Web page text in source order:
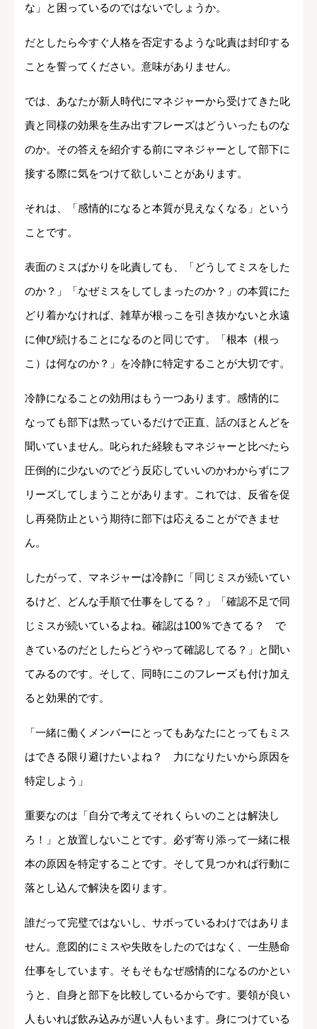
な」と困っているのではないでしょうか。
だとしたら今すぐ人格を否定するような叱責は封印する
ことを誓ってください。意味がありません。
では、あなたが新人時代にマネジャーから受けてきた叱
責と同様の効果を生み出すフレーズはどういったものな
のか。その答えを紹介する前にマネジャーとして部下に
接する際に気をつけて欲しいことがあります。
それは、「感情的になると本質が見えなくなる」という
ことです。
表面のミスばかりを叱責しても、「どうしてミスをした
のか？」「なぜミスをしてしまったのか？」の本質にた
どり着かなければ、雑草が根っこを引き抜かないと永遠
に伸び続けることになるのと同じです。「根本（根っ
こ）は何なのか？」を冷静に特定することが大切です。
冷静になることの効用はもう一つあります。感情的に
なっても部下は黙っているだけで正直、話のほとんどを
聞いていません。叱られた経験もマネジャーと比べたら
圧倒的に少ないのでどう反応していいのかわからずにフ
リーズしてしまうことがあります。これでは、反省を促
し再発防止という期待に部下は応えることができませ
ん。
したがって、マネジャーは冷静に「同じミスが続いてい
るけど、どんな手順で仕事をしてる？」「確認不足で同
じミスが続いているよね。確認は100％できてる？ で
きているのだとしたらどうやって確認してる？」と聞い
てみるのです。そして、同時にこのフレーズも付け加え
ると効果的です。
「一緒に働くメンバーにとってもあなたにとってもミス
はできる限り避けたいよね？ 力になりたいから原因を
特定しよう」
重要なのは「自分で考えてそれくらいのことは解決し
ろ！」と放置しないことです。必ず寄り添って一緒に根
本の原因を特定することです。そして見つかれば行動に
落とし込んで解決を図ります。
誰だって完璧ではないし、サボっているわけではありま
せん。意図的にミスや失敗をしたのではなく、一生懸命
仕事をしています。そもそもなぜ感情的になるのかとい
うと、自身と部下を比較しているからです。要領が良い
人もいれば飲み込みが遅い人もいます。身につけている